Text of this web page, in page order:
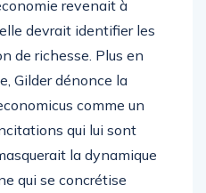
revenait à
devrait identifier les
de richesse. Plus en
Gilder dénonce la
comme un
qui lui sont
la dynamique
qui se concrétise